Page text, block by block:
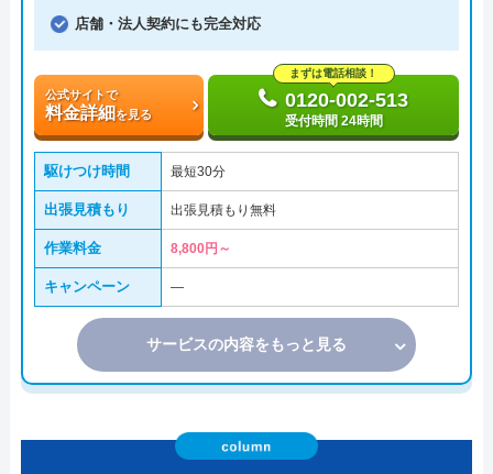
店舗・法人契約にも完全対応
公式サイトで
料金詳細を見る
まずは電話相談！
0120-002-513
受付時間 24時間
駆けつけ時間 最短30分
出張見積もり 出張見積もり無料
作業料金 8,800円～
キャンペーン ―
サービスの内容をもっと見る